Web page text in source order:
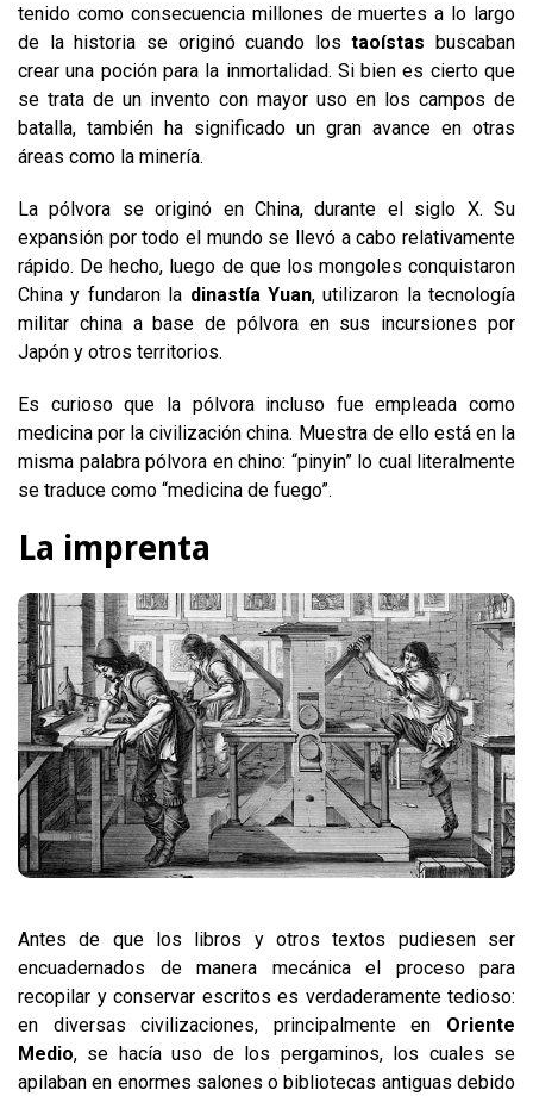
tenido como consecuencia millones de muertes a lo largo
de la historia se originó cuando los taoístas buscaban
crear una poción para la inmortalidad. Si bien es cierto que
se trata de un invento con mayor uso en los campos de
batalla, también ha significado un gran avance en otras
áreas como la minería.
La pólvora se originó en China, durante el siglo X. Su
expansión por todo el mundo se llevó a cabo relativamente
rápido. De hecho, luego de que los mongoles conquistaron
China y fundaron la dinastía Yuan, utilizaron la tecnología
militar china a base de pólvora en sus incursiones por
Japón y otros territorios.
Es curioso que la pólvora incluso fue empleada como
medicina por la civilización china. Muestra de ello está en la
misma palabra pólvora en chino: “pinyin” lo cual literalmente
se traduce como “medicina de fuego”.
La imprenta
Antes de que los libros y otros textos pudiesen ser
encuadernados de manera mecánica el proceso para
recopilar y conservar escritos es verdaderamente tedioso:
en diversas civilizaciones, principalmente en Oriente
Medio, se hacía uso de los pergaminos, los cuales se
apilaban en enormes salones o bibliotecas antiguas debido